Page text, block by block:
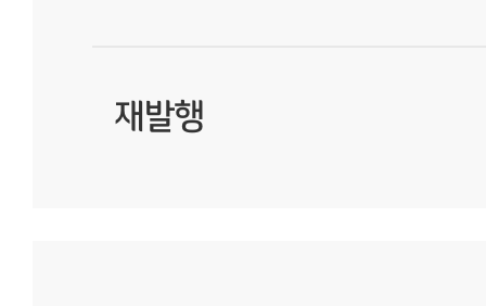
재발행